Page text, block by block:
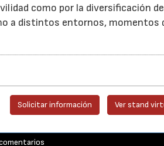
como por la diversificación
a distintos entornos, momentos
Solicitar información Ver stand